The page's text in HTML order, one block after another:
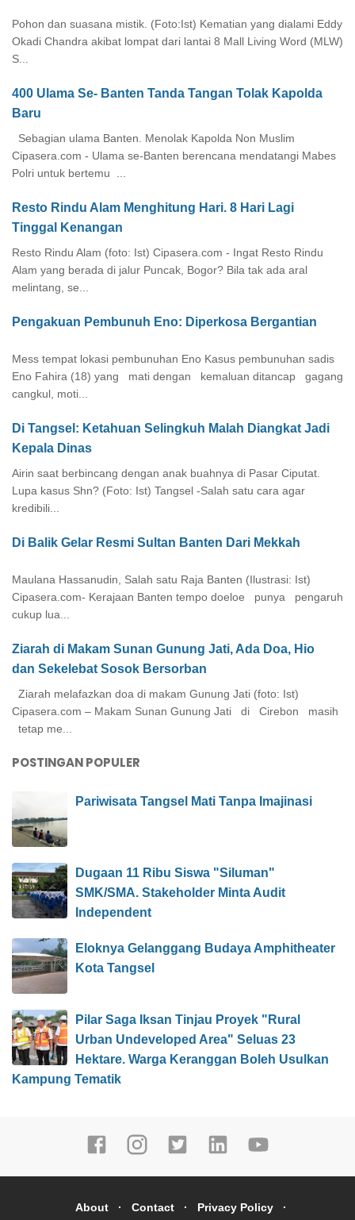
Pohon dan suasana mistik. (Foto:Ist) Kematian yang dialami Eddy
Okadi Chandra akibat lompat dari lantai 8 Mall Living Word (MLW)
S...
400 Ulama Se- Banten Tanda Tangan Tolak Kapolda
Baru
Sebagian ulama Banten. Menolak Kapolda Non Muslim
Cipasera.com - Ulama se-Banten berencana mendatangi Mabes
Polri untuk bertemu ...
Resto Rindu Alam Menghitung Hari. 8 Hari Lagi
Tinggal Kenangan
Resto Rindu Alam (foto: Ist) Cipasera.com - Ingat Resto Rindu
Alam yang berada di jalur Puncak, Bogor? Bila tak ada aral
melintang, se...
Pengakuan Pembunuh Eno: Diperkosa Bergantian
Mess tempat lokasi pembunuhan Eno Kasus pembunuhan sadis
Eno Fahira (18) yang mati dengan kemaluan ditancap gagang
cangkul, moti...
Di Tangsel: Ketahuan Selingkuh Malah Diangkat Jadi
Kepala Dinas
Airin saat berbincang dengan anak buahnya di Pasar Ciputat.
Lupa kasus Shn? (Foto: Ist) Tangsel -Salah satu cara agar
kredibili...
Di Balik Gelar Resmi Sultan Banten Dari Mekkah
Maulana Hassanudin, Salah satu Raja Banten (Ilustrasi: Ist)
Cipasera.com- Kerajaan Banten tempo doeloe punya pengaruh
cukup lua...
Ziarah di Makam Sunan Gunung Jati, Ada Doa, Hio
dan Sekelebat Sosok Bersorban
Ziarah melafazkan doa di makam Gunung Jati (foto: Ist)
Cipasera.com – Makam Sunan Gunung Jati di Cirebon masih
tetap me...
POSTINGAN POPULER
Pariwisata Tangsel Mati Tanpa Imajinasi
Dugaan 11 Ribu Siswa "Siluman"
SMK/SMA. Stakeholder Minta Audit
Independent
Eloknya Gelanggang Budaya Amphitheater
Kota Tangsel
Pilar Saga Iksan Tinjau Proyek "Rural
Urban Undeveloped Area" Seluas 23
Hektare. Warga Keranggan Boleh Usulkan
Kampung Tematik
About Contact Privacy Policy